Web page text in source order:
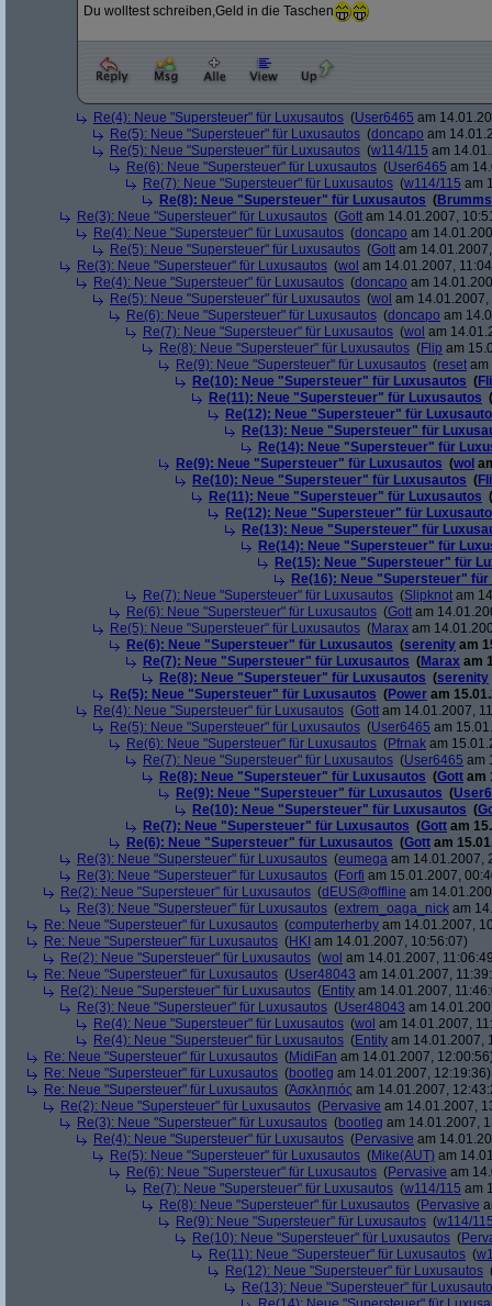
Du wolltest schreiben,Geld in die Taschen
Re(4): Neue "Supersteuer" für Luxusautos (User6465 am
Re(5): Neue "Supersteuer" für Luxusautos (doncapo am
Re(5): Neue "Supersteuer" für Luxusautos (w114/115 am
Re(6): Neue "Supersteuer" für Luxusautos (User6465 am
Re(7): Neue "Supersteuer" für Luxusautos (w114/115 am
Re(8): Neue "Supersteuer" für Luxusautos (
Re(3): Neue "Supersteuer" für Luxusautos (Gott am 14.01.2007,
Re(4): Neue "Supersteuer" für Luxusautos (doncapo am
Re(5): Neue "Supersteuer" für Luxusautos (Gott am
Re(3): Neue "Supersteuer" für Luxusautos (wol am 14.01.2007,
Re(4): Neue "Supersteuer" für Luxusautos (doncapo am
Re(5): Neue "Supersteuer" für Luxusautos (wol am 14.01.2007,
Re(6): Neue "Supersteuer" für Luxusautos (doncapo am
Re(7): Neue "Supersteuer" für Luxusautos (wol am
Re(8): Neue "Supersteuer" für Luxusautos (Flip am
Re(9): Neue "Supersteuer" für Luxusautos (reset am
Re(10): Neue "Supersteuer" für Luxusautos (
Re(11): Neue "Supersteuer" für Luxusautos (
Re(12): Neue "Supersteuer" für
Re(13): Neue "Supersteuer" für
Re(14): Neue "Supersteuer" für
Re(9): Neue "Supersteuer" für Luxusautos (wol
Re(10): Neue "Supersteuer" für Luxusautos (
Re(11): Neue "Supersteuer" für Luxusautos (
Re(12): Neue "Supersteuer" für
Re(13): Neue "Supersteuer" für
Re(14): Neue "Supersteuer" für
Re(15): Neue "Supersteuer" für
Re(16): Neue "Supersteuer"
Re(7): Neue "Supersteuer" für Luxusautos (Slipknot am
Re(6): Neue "Supersteuer" für Luxusautos (Gott am
Re(5): Neue "Supersteuer" für Luxusautos (Marax am
Re(6): Neue "Supersteuer" für Luxusautos (serenity am
Re(7): Neue "Supersteuer" für Luxusautos (Marax am
Re(8): Neue "Supersteuer" für Luxusautos (serenity
Re(5): Neue "Supersteuer" für Luxusautos (Power am
Re(4): Neue "Supersteuer" für Luxusautos (Gott am 14.01.2007,
Re(5): Neue "Supersteuer" für Luxusautos (User6465 am
Re(6): Neue "Supersteuer" für Luxusautos (Pfrnak am
Re(7): Neue "Supersteuer" für Luxusautos (User6465 am
Re(8): Neue "Supersteuer" für Luxusautos (Gott am
Re(9): Neue "Supersteuer" für Luxusautos (
Re(10): Neue "Supersteuer" für Luxusautos (
Re(7): Neue "Supersteuer" für Luxusautos (Gott am
Re(6): Neue "Supersteuer" für Luxusautos (Gott am
Re(3): Neue "Supersteuer" für Luxusautos (eumega am 14.01.2007,
Re(3): Neue "Supersteuer" für Luxusautos (Forfi am 15.01.2007,
Re(2): Neue "Supersteuer" für Luxusautos (dEUS@offline am
Re(3): Neue "Supersteuer" für Luxusautos (extrem_oaga_nick am
Re: Neue "Supersteuer" für Luxusautos (computerherby am 14.01.2007,
Re: Neue "Supersteuer" für Luxusautos (HKI am 14.01.2007, 10:56:07)
Re(2): Neue "Supersteuer" für Luxusautos (wol am 14.01.2007,
Re: Neue "Supersteuer" für Luxusautos (User48043 am 14.01.2007,
Re(2): Neue "Supersteuer" für Luxusautos (Entity am 14.01.2007,
Re(3): Neue "Supersteuer" für Luxusautos (User48043 am
Re(4): Neue "Supersteuer" für Luxusautos (wol am 14.01.2007,
Re(4): Neue "Supersteuer" für Luxusautos (Entity am 14.01.2007,
Re: Neue "Supersteuer" für Luxusautos (MidiFan am 14.01.2007,
Re: Neue "Supersteuer" für Luxusautos (bootleg am 14.01.2007, 12:19:36)
Re: Neue "Supersteuer" für Luxusautos (Ἀσκληπιός am 14.01.2007,
Re(2): Neue "Supersteuer" für Luxusautos (Pervasive am 14.01.2007,
Re(3): Neue "Supersteuer" für Luxusautos (bootleg am 14.01.2007,
Re(4): Neue "Supersteuer" für Luxusautos (Pervasive am
Re(5): Neue "Supersteuer" für Luxusautos (Mike(AUT) am
Re(6): Neue "Supersteuer" für Luxusautos (Pervasive am
Re(7): Neue "Supersteuer" für Luxusautos (w114/115 am
Re(8): Neue "Supersteuer" für Luxusautos (Pervasive
Re(9): Neue "Supersteuer" für Luxusautos (w114/
Re(10): Neue "Supersteuer" für Luxusautos (
Re(11): Neue "Supersteuer" für Luxusautos (
Re(12): Neue "Supersteuer" für Luxusautos
Re(13): Neue "Supersteuer" für